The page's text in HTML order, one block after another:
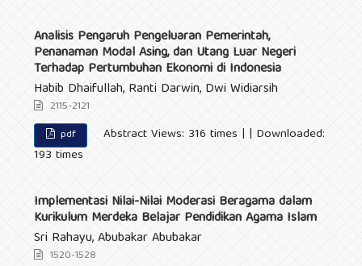
Analisis Pengaruh Pengeluaran Pemerintah,
Penanaman Modal Asing, dan Utang Luar Negeri
Terhadap Pertumbuhan Ekonomi di Indonesia
Habib Dhaifullah, Ranti Darwin, Dwi Widiarsih
2115-2121
pdf
Abstract Views: 316 times | | Downloaded:
193 times
Implementasi Nilai-Nilai Moderasi Beragama dalam
Kurikulum Merdeka Belajar Pendidikan Agama Islam
Sri Rahayu, Abubakar Abubakar
1520-1528